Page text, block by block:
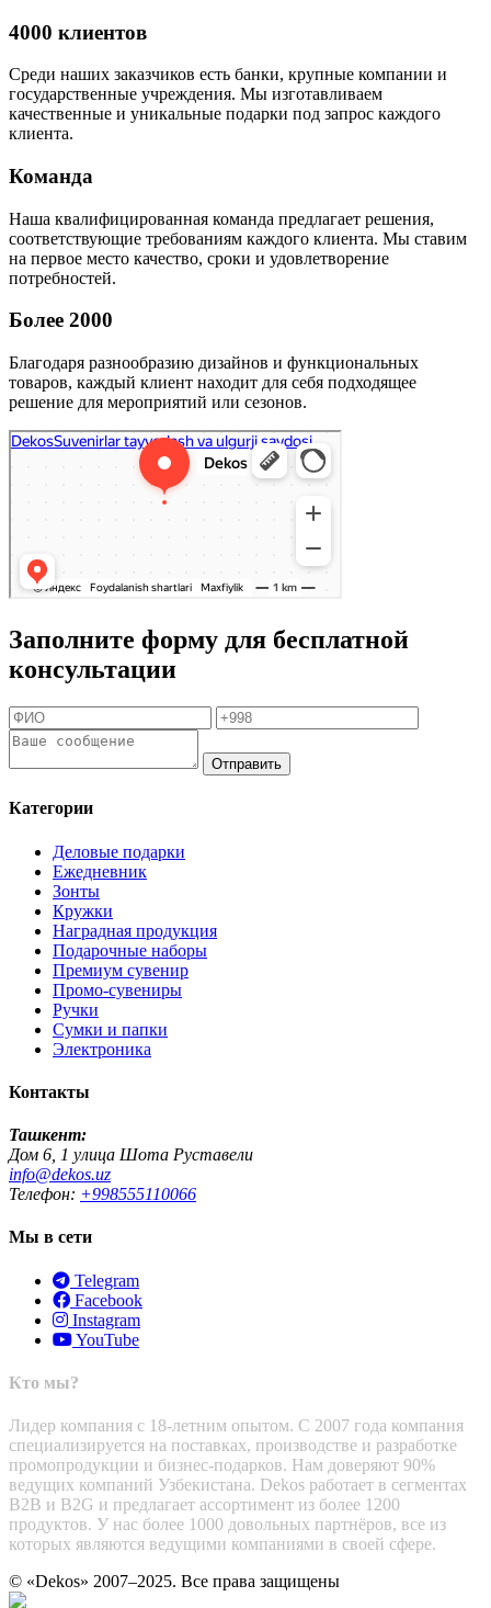
4000 клиентов
Среди наших заказчиков есть банки, крупные компании и
государственные учреждения. Мы изготавливаем
качественные и уникальные подарки под запрос каждого
клиента.
Команда
Наша квалифицированная команда предлагает решения,
соответствующие требованиям каждого клиента. Мы ставим
на первое место качество, сроки и удовлетворение
потребностей.
Более 2000
Благодаря разнообразию дизайнов и функциональных
товаров, каждый клиент находит для себя подходящее
решение для мероприятий или сезонов.
Заполните форму для бесплатной
консультации
Отправить
Категории
Деловые подарки
Ежедневник
Зонты
Кружки
Наградная продукция
Подарочные наборы
Премиум сувенир
Промо-сувениры
Ручки
Сумки и папки
Электроника
Контакты
Ташкент:
Дом 6, 1 улица Шота Руставели
info@dekos.uz
Телефон: +998555110066
Мы в сети
Telegram
Facebook
Instagram
YouTube
Кто мы?
Лидер компания с 18-летним опытом. С 2007 года компания
специализируется на поставках, производстве и разработке
промопродукции и бизнес-подарков. Нам доверяют 90%
ведущих компаний Узбекистана. Dekos работает в сегментах
B2B и B2G и предлагает ассортимент из более 1200
продуктов. У нас более 1000 довольных партнёров, все из
которых являются ведущими компаниями в своей сфере.
© «Dekos» 2007–2025. Все права защищены